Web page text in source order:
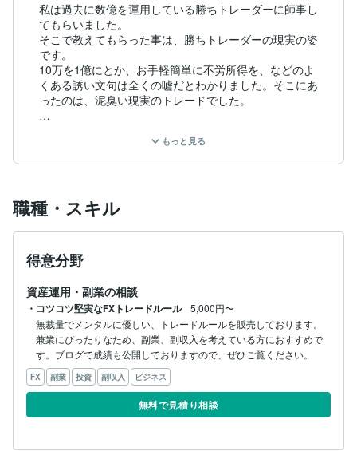
私は過去に数億を運用している勝ちトレーダーに師事し
てもらいました。
そこで教えてもらった事は、勝ちトレーダーの現実の姿
です。
10万を1億にとか、お手軽簡単に不労所得を、などのよ
くある誘い文句は全くの嘘だとわかりました。そこにあ
ったのは、泥臭い現実のトレードでした。
勝つことは出来ませんでした。
しかし、現実を知ったことで偽りの夢を見て無駄金や不
私はメンタルも弱く、ルールも守れずに、同じ失敗ばか
り繰り返していました。特にトレードのセンスもなく、
年間で勝てたことはありませんでした。
それが、今のルールにたどり着いてからは、微益ながら
勝てるようになりました。
私のトレードに興味を持たれましたら、ぜひとも商品を
ご覧頂きご質問頂けたらと思います。
もっと見る
職種・スキル
得意分野
資産運用・副業の相談
・コツコツ堅実なFXトレードルール
5,000円〜
無裁量でメンタルに優しい、トレードルールを販売しております。
兼業にぴったりなため、副業、副収入を考えている方におすすめで
す。ブログで成績も公開しておりますので、ぜひご覧ください。
FX 副業 投資 副収入 ビジネス
無料で見積り相談